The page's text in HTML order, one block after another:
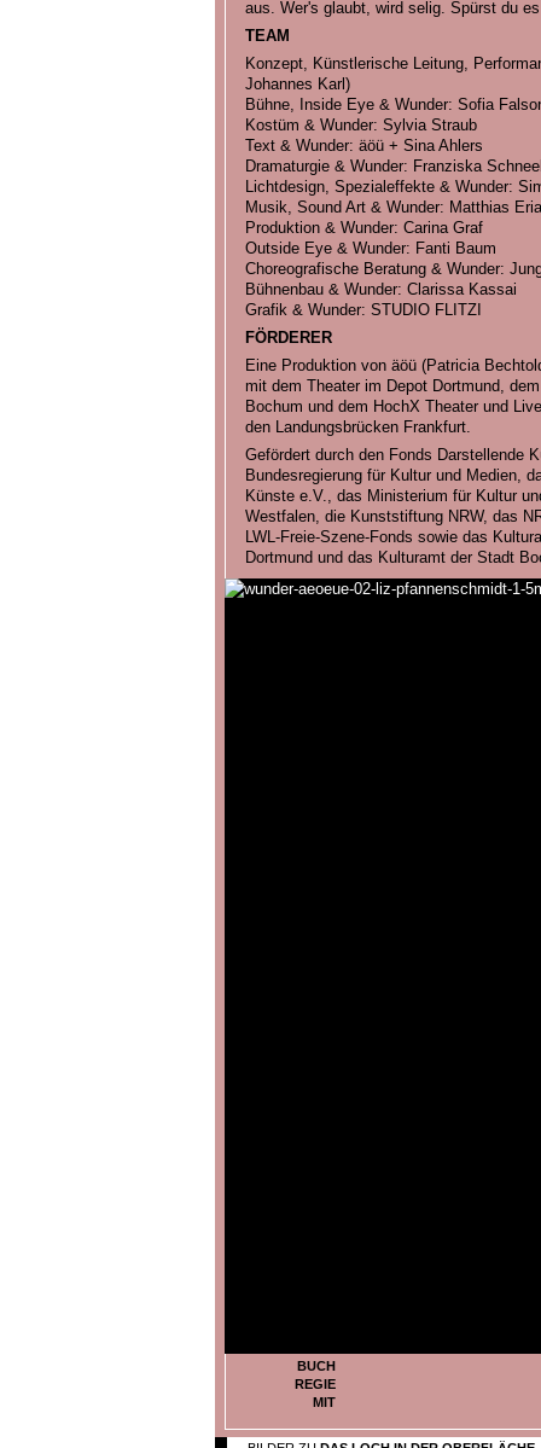
aus. Wer's glaubt, wird selig. Spürst du
TEAM
Konzept, Künstlerische Leitung,
Johannes Karl)
Bühne, Inside Eye & Wunder: Sofia
Kostüm & Wunder: Sylvia Straub
Text & Wunder: äöü + Sina Ahlers
Dramaturgie & Wunder: Franziska
Lichtdesign, Spezialeffekte & Wunder:
Musik, Sound Art & Wunder: Matthias
Produktion & Wunder: Carina Graf
Outside Eye & Wunder: Fanti Baum
Choreografische Beratung & Wunder:
Bühnenbau & Wunder: Clarissa Kassai
Grafik & Wunder: STUDIO FLITZI
FÖRDERER
Eine Produktion von äöü (Patricia
mit dem Theater im Depot Dortmund,
Bochum und dem HochX Theater und
den Landungsbrücken Frankfurt.
Gefördert durch den Fonds Darstellende
Bundesregierung für Kultur und Medien,
Künste e.V., das Ministerium für Kultur
Westfalen, die Kunststiftung NRW, das
LWL-Freie-Szene-Fonds sowie das
Dortmund und das Kulturamt der Stadt
BUCH
REGIE
MIT